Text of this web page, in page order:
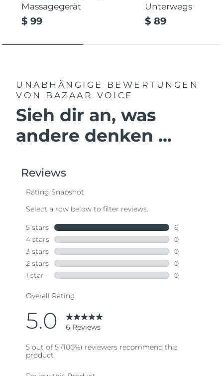
Massagegerät
$ 99
Unterwegs
$ 89
UNABHÄNGIGE BEWERTUNGEN
VON BAZAAR VOICE
Sieh dir an, was
andere denken ...